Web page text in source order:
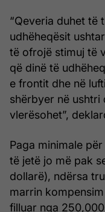
“Qeveria duhet të
udhëheqësit
të ofrojë stimuj të
që dinë të
e frontit dhe në
shërbyer në ushtri
vlerësohet”,
Paga minimale
të jetë jo më pak
dollarë), ndërsa
marrin
filluar nga